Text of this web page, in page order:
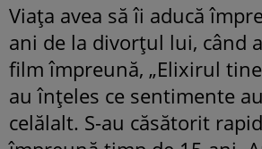
Viața avea să îi aducă
ani de la divorțul lui, când
film împreună, „Elixirul
au înțeles ce sentimente
celălalt. S-au căsătorit